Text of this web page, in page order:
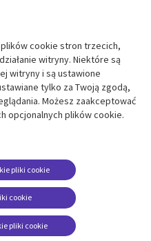
Pomoc
Legal
POLSKA
Informacja prawna
Informacja o
ciasteczkach
cookie stron trzecich,
witryny. Niektóre są
witryny i są ustawione
tylko za Twoją zgodą,
Możesz zaakceptować
opcjonalnych plików cookie.
cookie
pliki cookie
pliki cookie